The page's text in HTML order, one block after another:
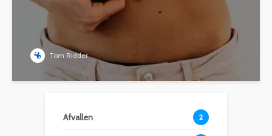
Tom Ridder
Afvallen 2